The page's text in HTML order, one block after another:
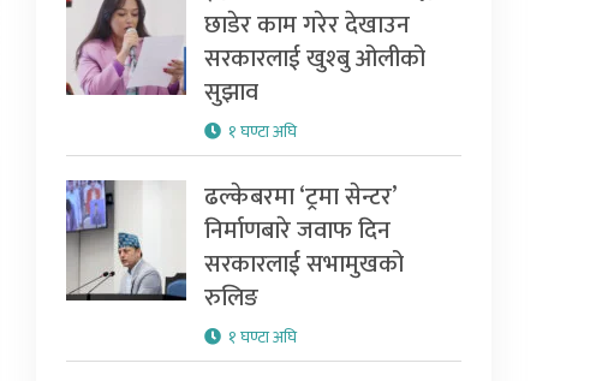
छाडेर काम गरेर देखाउन
सरकारलाई खुश्बु ओलीको
सुझाव
१ घण्टा अघि
ढल्केबरमा ‘ट्रमा सेन्टर’
निर्माणबारे जवाफ दिन
सरकारलाई सभामुखको
रुलिङ
१ घण्टा अघि